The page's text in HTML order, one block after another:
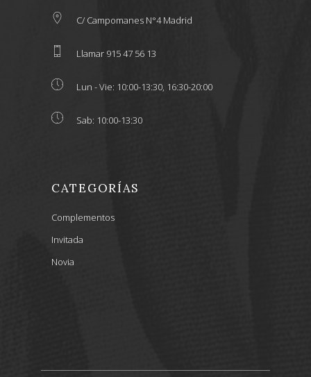
C/ Campomanes N°4 Madrid
Llamar 915 47 56 13
Lun - Vie: 10:00-13:30, 16:30-20:00
Sab: 10:00-13:30
CATEGORÍAS
Complementos
Invitada
Novia